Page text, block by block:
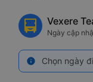
Vexere
Ngày cập
info Chọn ngày